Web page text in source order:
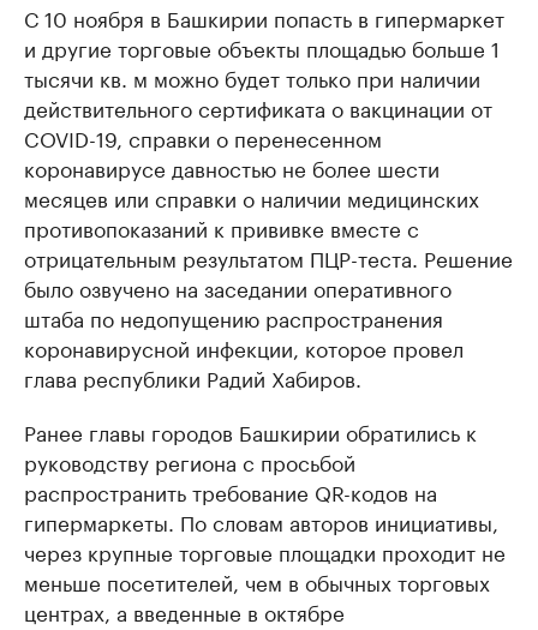
С 10 ноября в Башкирии попасть в гипермаркет
и другие торговые объекты площадью больше 1
тысячи кв. м можно будет только при наличии
действительного сертификата о вакцинации от
COVID-19, справки о перенесенном
коронавирусе давностью не более шести
месяцев или справки о наличии медицинских
противопоказаний к прививке вместе с
отрицательным результатом ПЦР-теста. Решение
было озвучено на заседании оперативного
штаба по недопущению распространения
коронавирусной инфекции, которое провел
глава республики Радий Хабиров.
Ранее главы городов Башкирии обратились к
руководству региона с просьбой
распространить требование QR-кодов на
гипермаркеты. По словам авторов инициативы,
через крупные торговые площадки проходит не
меньше посетителей, чем в обычных торговых
центрах, а введенные в октябре